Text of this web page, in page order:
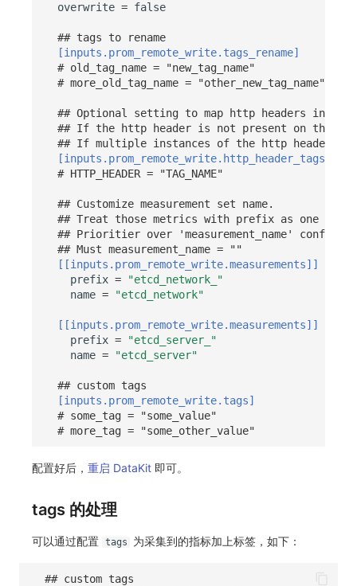
overwrite = false
## tags to rename
[inputs.prom_remote_write.tags_rename]
# old_tag_name = "new_tag_name"
# more_old_tag_name = "other_new_tag_name"
## Optional setting to map http headers into
## If the http header is not present on the
## If multiple instances of the http header
[inputs.prom_remote_write.http_header_tags]
# HTTP_HEADER = "TAG_NAME"
## Customize measurement set name.
## Treat those metrics with prefix as one set.
## Prioritier over 'measurement_name'
## Must measurement_name = ""
[[inputs.prom_remote_write.measurements]]
prefix =
"etcd_network_"
name = "etcd_network"
[[inputs.prom_remote_write.measurements]]
prefix =
"etcd_server_"
name = "etcd_server"
## custom tags
[inputs.prom_remote_write.tags]
# some_tag = "some_value"
# more_tag = "some_other_value"
配置好后， 重启 DataKit 即可。
tags 的处理
可以通过配置 tags 为采集到的指标加上标签，如下：
## custom tags